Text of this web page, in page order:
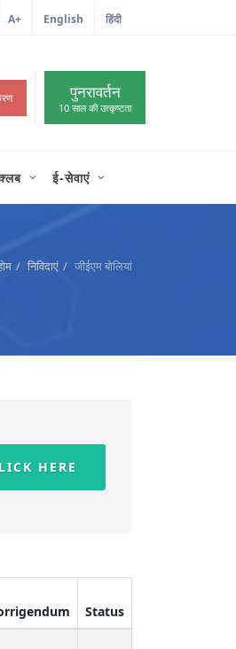
A+ English हिंदी
पुनरावर्तन
10 साल की उत्कृष्टता
ई-सेवाएं
निविदाएं जीईएम बोलियां
HERE
Status